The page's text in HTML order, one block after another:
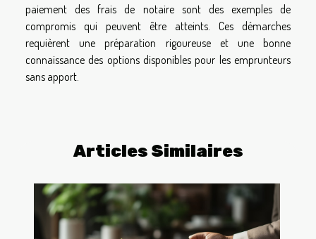
paiement des frais de notaire sont des exemples de
compromis qui peuvent être atteints. Ces démarches
requièrent une préparation rigoureuse et une bonne
connaissance des options disponibles pour les emprunteurs
sans apport.
Articles Similaires